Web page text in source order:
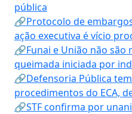
pública
🔗Protocolo de
ação executiva é vício
🔗Funai e União não são
queimada iniciada por
🔗Defensoria Pública
procedimentos do ECA,
🔗STF confirma por